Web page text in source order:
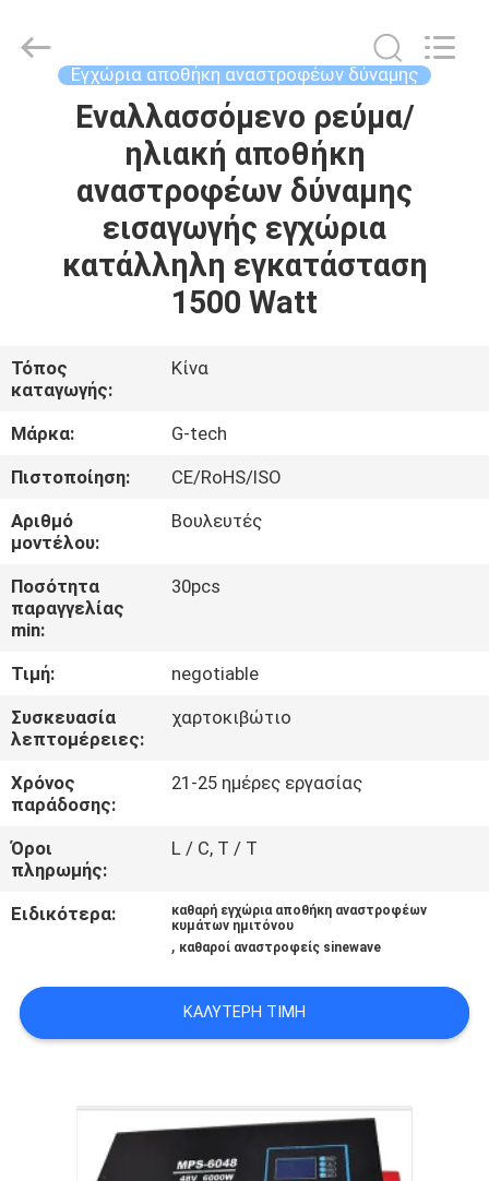
ΠΡΟΪΌΝΤΑ
ΣΧΕΤΙΚΆ
ΕΠΙΣΚΕΨΉ
ΕΡΓΟΣΤΑΣΊΟΥ
ΈΛΕΓΧΟΣ
ΠΟΙΌΤΗΤΑΣ
ΕΠΙΚΟΙΝΩΝΉΣΤΕ
ΜΑΣ
ΕΙΔΉΣΕΙΣ
ΖΗΤΉΣΤΕ
ΜΙΑ
ΠΡΟΣΦΟΡΆ
ΠΟΛΙΤΙΚΉ
POWER
GROUP.
Εγχώρια αποθήκη αναστροφέων δύναμης
Εναλλασσόμενο ρεύμα/
ηλιακή αποθήκη
αναστροφέων δύναμης
εισαγωγής εγχώρια
κατάλληλη εγκατάσταση
1500 Watt
Τόπος
καταγωγής:
Κίνα
Μάρκα:
G-tech
Πιστοποίηση:
CE/RoHS/ISO
Αριθμό
μοντέλου:
Βουλευτές
Ποσότητα
παραγγελίας
min:
30pcs
Τιμή:
negotiable
Συσκευασία
λεπτομέρειες:
χαρτοκιβώτιο
Χρόνος
παράδοσης:
21-25 ημέρες εργασίας
Όροι
πληρωμής:
L / C, T / T
Ειδικότερα:
καθαρή εγχώρια αποθήκη αναστροφέων
κυμάτων ημιτόνου
, καθαροί αναστροφείς sinewave
ΚΑΛΎΤΕΡΗ ΤΙΜΉ